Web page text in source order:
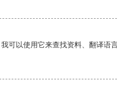
可以使用它来查找资料、翻译语言